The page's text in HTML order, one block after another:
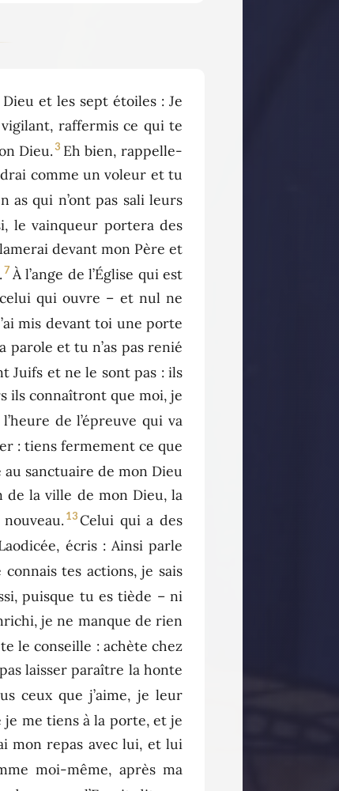
et les sept étoiles : Je
vigilant, raffermis ce qui te
Dieu. 3 Eh bien, rappelle-
comme un voleur et tu
as qui n’ont pas sali leurs
le vainqueur portera des
devant mon Père et
7 À l’ange de l’Église qui est
qui ouvre – et nul ne
mis devant toi une porte
parole et tu n’as pas renié
Juifs et ne le sont pas : ils
ils connaîtront que moi, je
de l’épreuve qui va
: tiens fermement ce que
sanctuaire de mon Dieu
de la ville de mon Dieu, la
13 Celui qui a des
écris : Ainsi parle
connais tes actions, je sais
puisque tu es tiède – ni
je ne manque de rien
le conseille : achète chez
laisser paraître la honte
ceux que j’aime, je leur
je me tiens à la porte, et je
mon repas avec lui, et lui
moi-même, après ma